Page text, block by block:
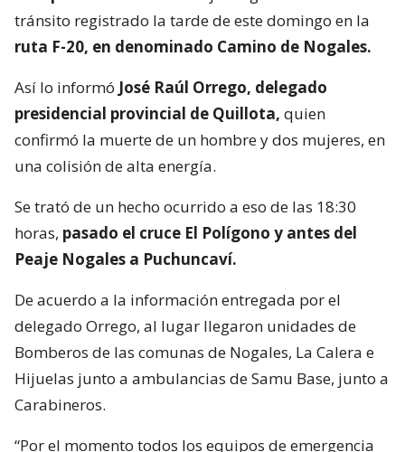
tránsito registrado la tarde de este domingo en la
ruta F-20, en denominado Camino de Nogales.
Así lo informó José Raúl Orrego, delegado
presidencial provincial de Quillota, quien
confirmó la muerte de un hombre y dos mujeres, en
una colisión de alta energía.
Se trató de un hecho ocurrido a eso de las 18:30
horas, pasado el cruce El Polígono y antes del
Peaje Nogales a Puchuncaví.
De acuerdo a la información entregada por el
delegado Orrego, al lugar llegaron unidades de
Bomberos de las comunas de Nogales, La Calera e
Hijuelas junto a ambulancias de Samu Base, junto a
Carabineros.
“Por el momento todos los equipos de emergencia